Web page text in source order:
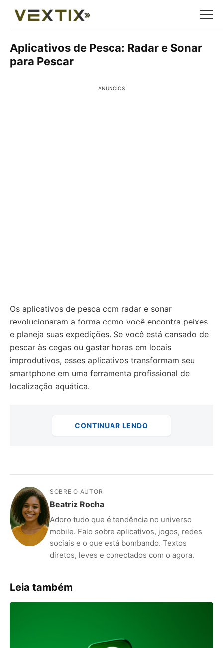
Aplicativos de Pesca: Radar e Sonar
para Pescar
ANÚNCIOS
Os aplicativos de pesca com radar e sonar
revolucionaram a forma como você encontra peixes
e planeja suas expedições. Se você está cansado de
pescar às cegas ou gastar horas em locais
improdutivos, esses aplicativos transformam seu
smartphone em uma ferramenta profissional de
localização aquática.
CONTINUAR LENDO
SOBRE O AUTOR
Beatriz Rocha
Adoro tudo que é tendência no universo
mobile. Falo sobre aplicativos, jogos, redes
sociais e o que está bombando. Textos
diretos, leves e conectados com o agora.
Leia também